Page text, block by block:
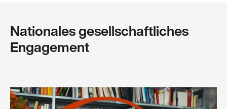
Nationales gesellschaftliches
Engagement